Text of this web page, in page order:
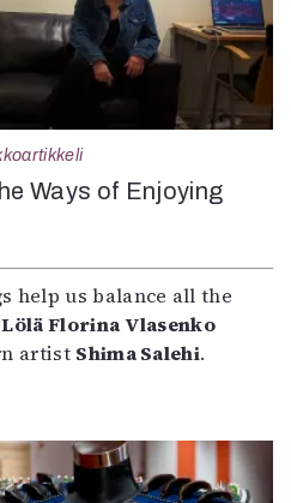
Ways of Enjoying
help us balance all the
Lölä Florina Vlasenko
artist Shima Salehi.